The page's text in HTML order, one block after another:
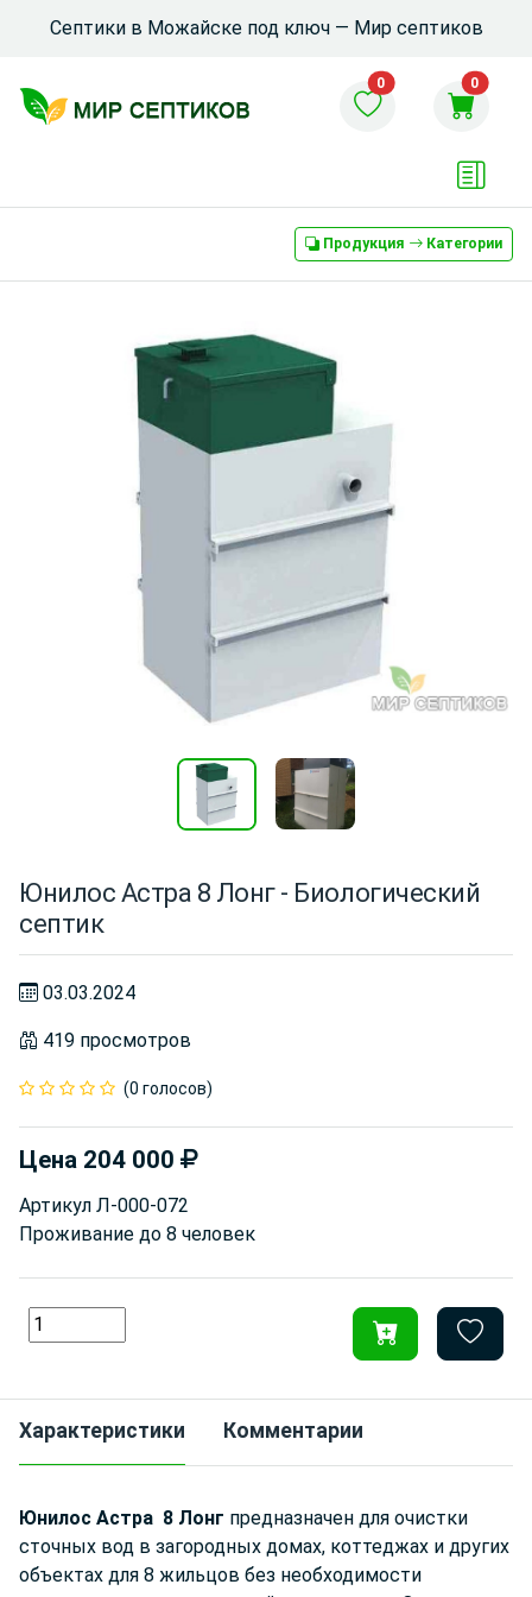
Септики в Можайске под ключ — Мир септиков
0 0
Продукция Категории
Юнилос Астра 8 Лонг - Биологический
септик
03.03.2024
419 просмотров
(0 голосов)
Цена 204 000
Артикул Л-000-072
Проживание до 8 человек
Характеристики Комментарии
Юнилос Астра 8 Лонг предназначен для очистки
сточных вод в загородных домах, коттеджах и других
объектах для 8 жильцов без необходимости